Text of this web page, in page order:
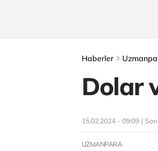
Haberler
Dolar
15.02.2024 - 09:09 |
UZMANPARA